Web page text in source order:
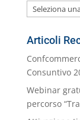
Le
nostre
Categorie
Articoli
Consuntivo
Webinar
percorso